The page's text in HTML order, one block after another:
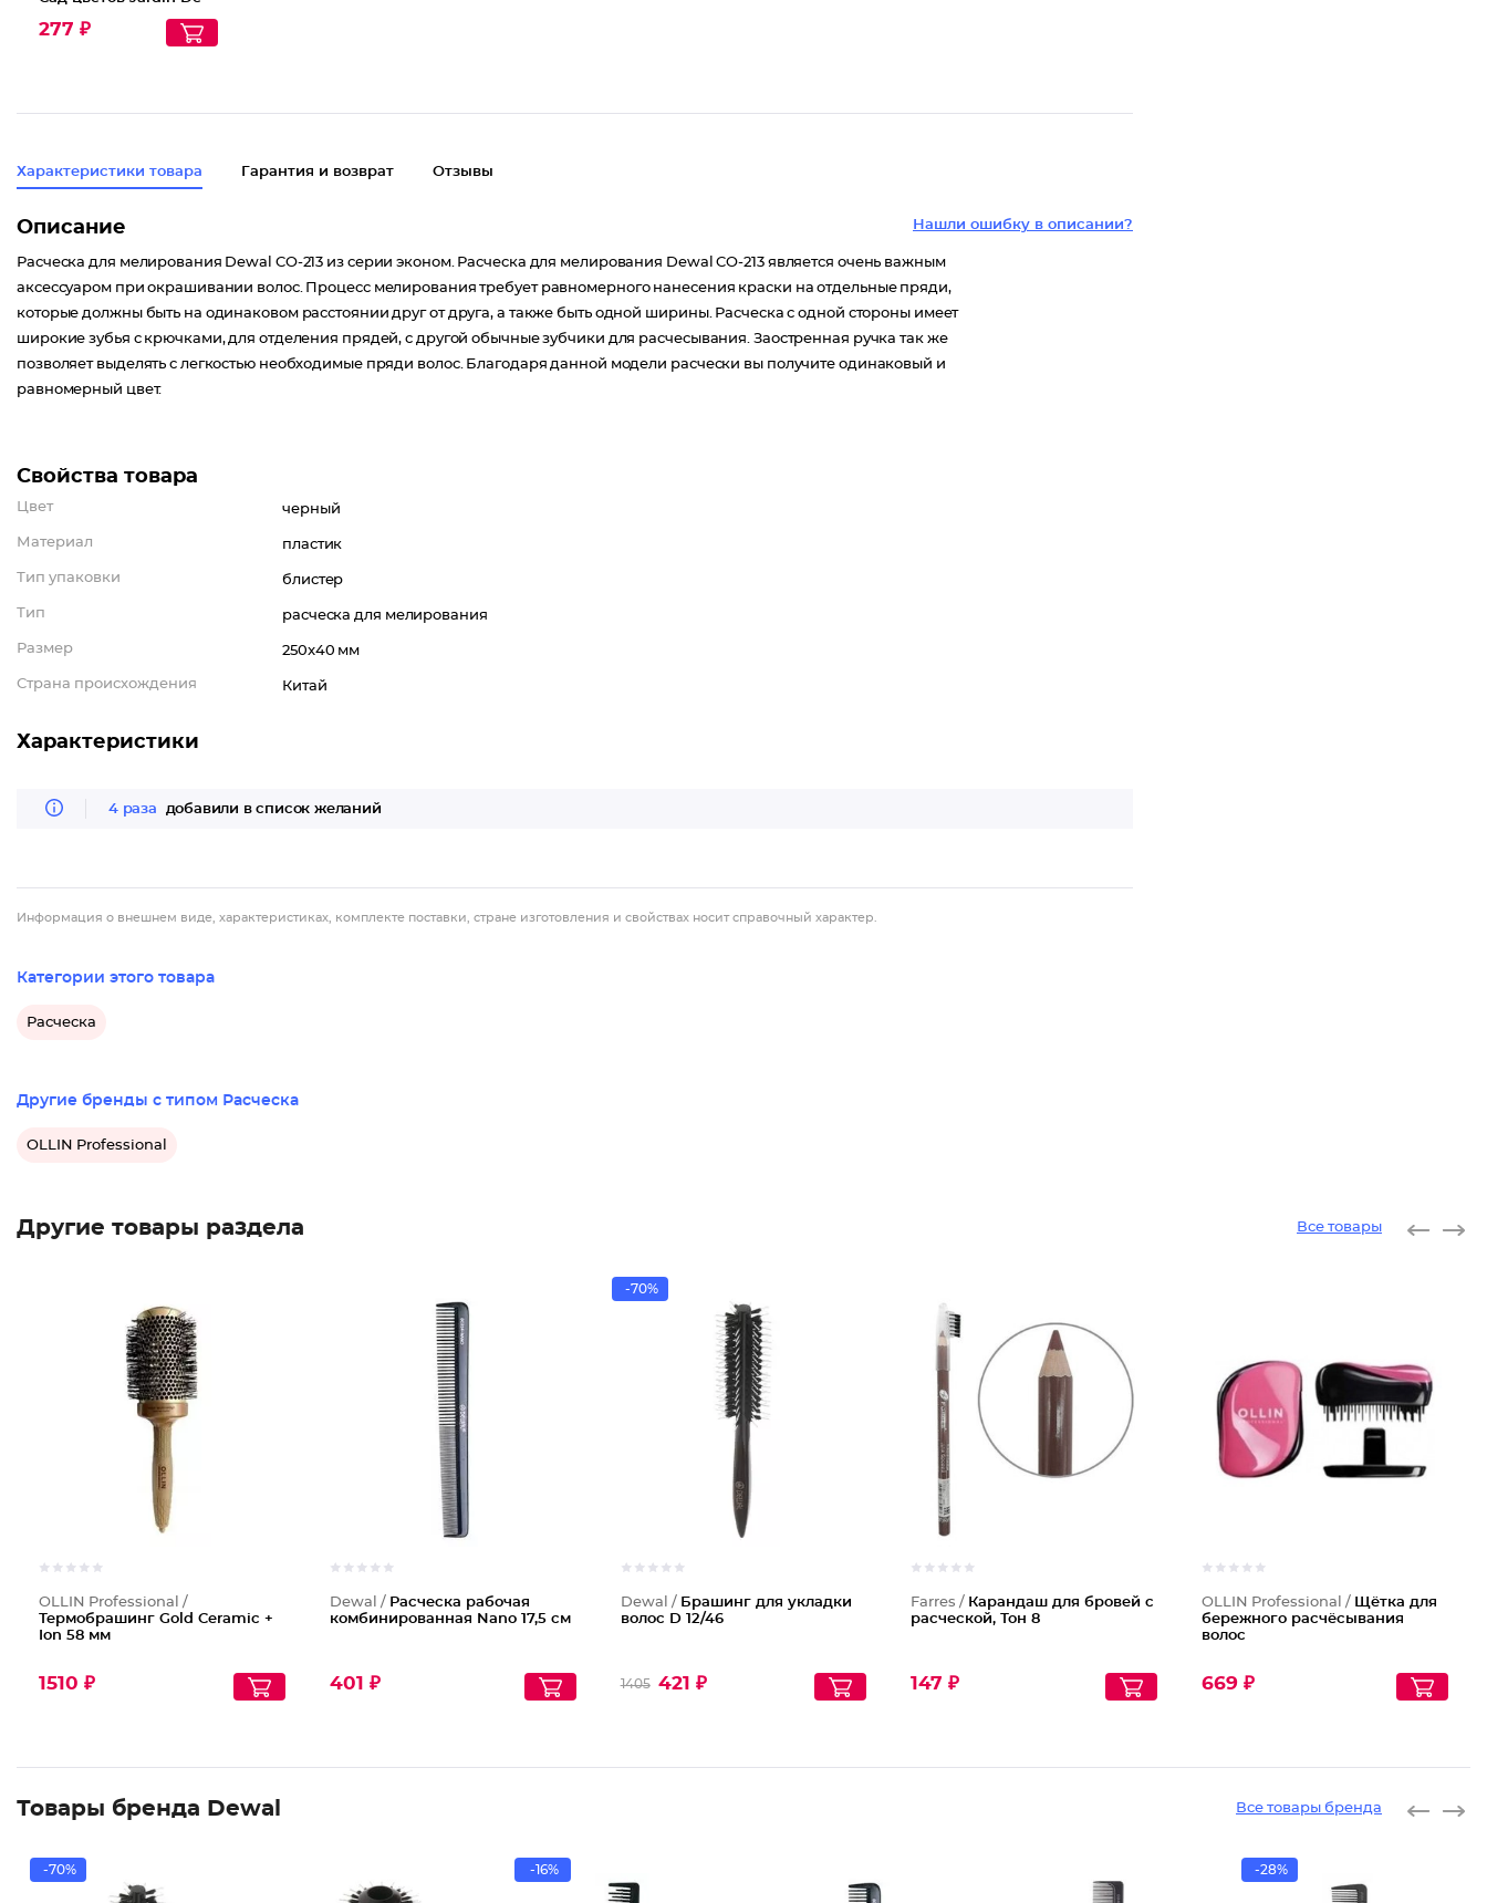
277 ₽
Характеристики товара Гарантия и возврат Отзывы
Нашли ошибку в описании?
Описание
Расческа для мелирования Dewal CO-213 из серии эконом. Расческа для мелирования Dewal CO-213 является очень важным
аксессуаром при окрашивании волос. Процесс мелирования требует равномерного нанесения краски на отдельные пряди,
которые должны быть на одинаковом расстоянии друг от друга, а также быть одной ширины. Расческа с одной стороны имеет
широкие зубья с крючками, для отделения прядей, с другой обычные зубчики для расчесывания. Заостренная ручка так же
позволяет выделять с легкостью необходимые пряди волос. Благодаря данной модели расчески вы получите одинаковый и
равномерный цвет.
Свойства товара
Цвет черный
Материал пластик
Тип упаковки блистер
Тип расческа для мелирования
Размер 250x40 мм
Страна происхождения Китай
Характеристики
4 раза добавили в список желаний
Информация о внешнем виде, характеристиках, комплекте поставки, стране изготовления и свойствах носит справочный характер.
Категории этого товара
Расческа
Другие бренды с типом Расческа
OLLIN Professional
Другие товары раздела Все товары
OLLIN Professional /
Термобрашинг Gold Ceramic +
Ion 58 мм
1510 ₽
Dewal / Расческа рабочая
комбинированная Nano 17,5 см
401 ₽
-70%
Dewal / Брашинг для укладки
волос D 12/46
1405 421 ₽
Farres / Карандаш для бровей с
расческой, Тон 8
147 ₽
OLLIN Professional / Щётка для
бережного расчёсывания
волос
669 ₽
Товары бренда Dewal Все товары бренда
-70% -16% -28%